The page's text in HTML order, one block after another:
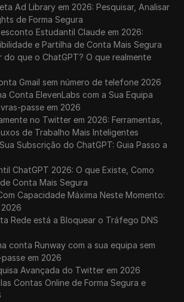
Ad Library em 2026: Pesquisar, Analisar
de Forma Segura
Estudantil Claude em 2026:
e Partilha de Conta Mais Segura
do que o ChatGPT? O que realmente
Gmail sem número de telefone 2026
Conta ElevenLabs com a Sua Equipa
passe em 2026
no Twitter em 2026: Ferramentas,
de Trabalho Mais Inteligentes
Subscrição do ChatGPT: Guia Passo a
ChatGPT 2026: O que Existe, Como
Conta Mais Segura
Capacidade Máxima Neste Momento:
Rede está a Bloquear o Tráfego DNS
conta Runway com a sua equipa sem
em 2026
Avançada do Twitter em 2026
Contas Online de Forma Segura e